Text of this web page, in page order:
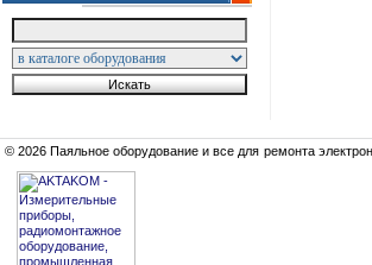
© 2026 Паяльное оборудование и все для ремонта